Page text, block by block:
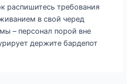
распишитесь требования
в свой черед
– персонал порой вне
держите бардепот